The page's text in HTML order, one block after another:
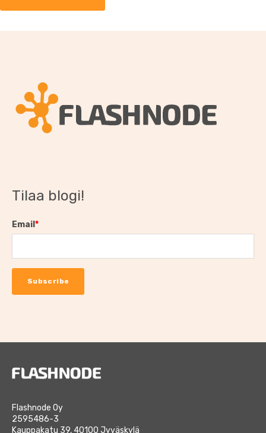
Tilaa blogi!
Email *
Flashnode Oy
2595486-3
Kauppakatu 39, 40100 Jyväskylä